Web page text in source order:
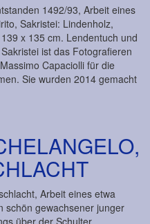
1492/93, Arbeit eines
Sakristei: Lindenholz,
x 135 cm. Lendentuch und
ist das Fotografieren
Capaciolli für die
Sie wurden 2014 gemacht
Arbeit eines etwa
schön gewachsener junger
über der Schulter.